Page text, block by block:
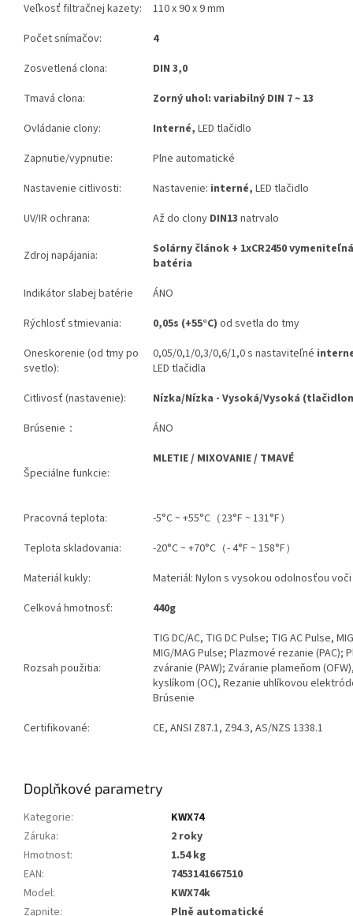
Veľkosť filtračnej kazety:
110 x 90 x 9 mm
Počet snímačov:
4
Zosvetlená clona:
DIN 3,0
Tmavá clona:
Zorný uhol: variabilný DIN 7 ~ 13
Ovládanie clony:
Interné, LED tlačidlo
Zapnutie/vypnutie:
Plne automatické
Nastavenie citlivosti:
Nastavenie: interné, LED tlačidlo
UV/IR ochrana:
Až do clony DIN13 natrvalo
Zdroj napájania:
Solárny článok + 1xCR2450
batéria
Indikátor slabej batérie
ÁNO
Rýchlosť stmievania:
0,05s (+55°C) od svetla do tmy
Oneskorenie (od tmy po
svetlo):
0,05/0,1/0,3/0,6/1,0 s nastaviteľné
LED tlačidla
Citlivosť (nastavenie):
Nízka/Nízka - Vysoká/Vysoká
Brúsenie：
ÁNO
Špeciálne funkcie:
MLETIE / MIXOVANIE / TMAVÉ
Pracovná teplota:
-5°C ~ +55°C（23°F ~ 131°F）
Teplota skladovania:
-20°C ~ +70°C（- 4°F ~ 158°F）
Materiál kukly:
Materiál: Nylon s vysokou odolnosťou
Celková hmotnosť:
440g
Rozsah použitia:
TIG DC/AC, TIG DC Pulse; TIG AC Pulse,
MIG/MAG Pulse; Plazmové rezanie (PAC);
zváranie (PAW); Zváranie plameňom
kyslíkom (OC), Rezanie uhlíkovou
Brúsenie
Certifikované:
CE, ANSI Z87.1, Z94.3, AS/NZS 1338.1
Doplňkové parametry
Kategorie:
KWX74
Záruka:
2 roky
Hmotnost:
1.54 kg
EAN:
7453141667510
Model:
KWX74k
Zapnite:
Plně automatické